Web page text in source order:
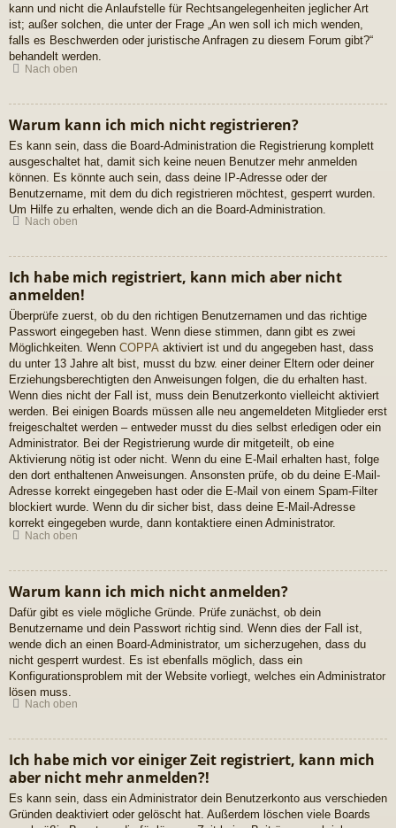
kann und nicht die Anlaufstelle für Rechtsangelegenheiten jeglicher Art
ist; außer solchen, die unter der Frage „An wen soll ich mich wenden,
falls es Beschwerden oder juristische Anfragen zu diesem Forum gibt?“
behandelt werden.
Nach oben
Warum kann ich mich nicht registrieren?
Es kann sein, dass die Board-Administration die Registrierung komplett
ausgeschaltet hat, damit sich keine neuen Benutzer mehr anmelden
können. Es könnte auch sein, dass deine IP-Adresse oder der
Benutzername, mit dem du dich registrieren möchtest, gesperrt wurden.
Um Hilfe zu erhalten, wende dich an die Board-Administration.
Nach oben
Ich habe mich registriert, kann mich aber nicht
anmelden!
Überprüfe zuerst, ob du den richtigen Benutzernamen und das richtige
Passwort eingegeben hast. Wenn diese stimmen, dann gibt es zwei
Möglichkeiten. Wenn COPPA aktiviert ist und du angegeben hast, dass
du unter 13 Jahre alt bist, musst du bzw. einer deiner Eltern oder deiner
Erziehungsberechtigten den Anweisungen folgen, die du erhalten hast.
Wenn dies nicht der Fall ist, muss dein Benutzerkonto vielleicht aktiviert
werden. Bei einigen Boards müssen alle neu angemeldeten Mitglieder erst
freigeschaltet werden – entweder musst du dies selbst erledigen oder ein
Administrator. Bei der Registrierung wurde dir mitgeteilt, ob eine
Aktivierung nötig ist oder nicht. Wenn du eine E-Mail erhalten hast, folge
den dort enthaltenen Anweisungen. Ansonsten prüfe, ob du deine E-Mail-
Adresse korrekt eingegeben hast oder die E-Mail von einem Spam-Filter
blockiert wurde. Wenn du dir sicher bist, dass deine E-Mail-Adresse
korrekt eingegeben wurde, dann kontaktiere einen Administrator.
Nach oben
Warum kann ich mich nicht anmelden?
Dafür gibt es viele mögliche Gründe. Prüfe zunächst, ob dein
Benutzername und dein Passwort richtig sind. Wenn dies der Fall ist,
wende dich an einen Board-Administrator, um sicherzugehen, dass du
nicht gesperrt wurdest. Es ist ebenfalls möglich, dass ein
Konfigurationsproblem mit der Website vorliegt, welches ein Administrator
lösen muss.
Nach oben
Ich habe mich vor einiger Zeit registriert, kann mich
aber nicht mehr anmelden?!
Es kann sein, dass ein Administrator dein Benutzerkonto aus verschieden
Gründen deaktiviert oder gelöscht hat. Außerdem löschen viele Boards